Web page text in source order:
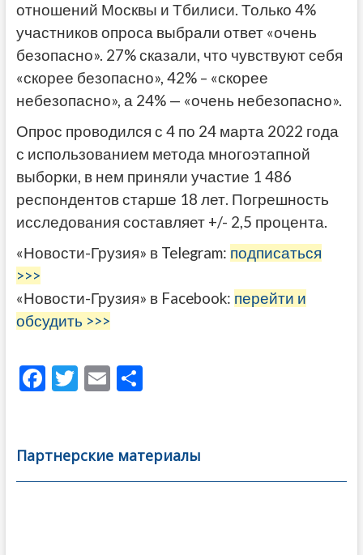
отношений Москвы и Тбилиси. Только 4%
участников опроса выбрали ответ «очень
безопасно». 27% сказали, что чувствуют себя
«скорее безопасно», 42% – «скорее
небезопасно», а 24% — «очень небезопасно».
Опрос проводился с 4 по 24 марта 2022 года
с использованием метода многоэтапной
выборки, в нем приняли участие 1 486
респондентов старше 18 лет. Погрешность
исследования составляет +/- 2,5 процента.
«Новости-Грузия» в Telegram: подписаться
>>>
«Новости-Грузия» в Facebook: перейти и
обсудить >>>
F
b
o
T
er
E
l
О
а
в
Партнерские материалы